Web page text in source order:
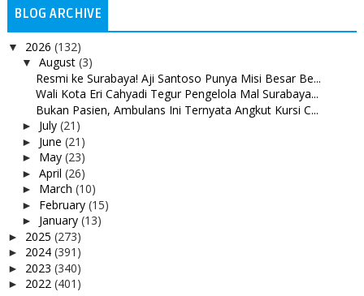
BLOG ARCHIVE
▼ 2026 (132)
▼ August (3)
Resmi ke Surabaya! Aji Santoso Punya Misi Besar Be...
Wali Kota Eri Cahyadi Tegur Pengelola Mal Surabaya...
Bukan Pasien, Ambulans Ini Ternyata Angkut Kursi C...
► July (21)
► June (21)
► May (23)
► April (26)
► March (10)
► February (15)
► January (13)
► 2025 (273)
► 2024 (391)
► 2023 (340)
► 2022 (401)